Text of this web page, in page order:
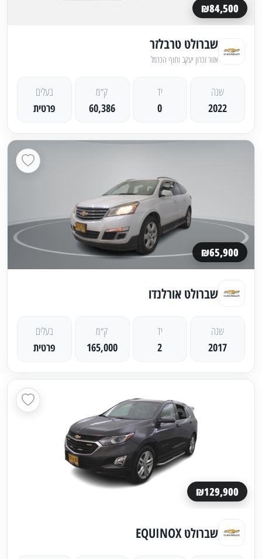
₪84,500
שברולט טרבלזר
אזור זכרון יעקב וחוף הכרמל
שנה
2022
יד
0
ק״מ
60,386
בעלים
פרטית
₪65,900
שברולט אורלנדו
שנה
2017
יד
2
ק״מ
165,000
בעלים
פרטית
₪129,900
שברולט EQUINOX